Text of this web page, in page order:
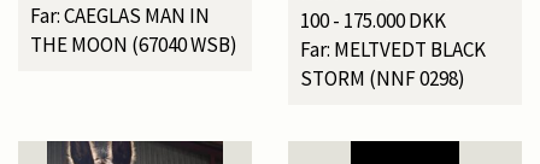
Far: CAEGLAS MAN IN
THE MOON (67040 WSB)
100 - 175.000 DKK
Far: MELTVEDT BLACK
STORM (NNF 0298)